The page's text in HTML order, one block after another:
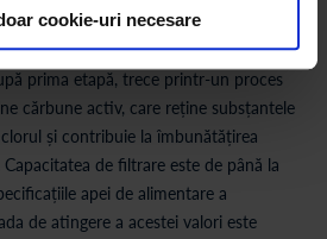
cookie-uri necesare
a doua de filtrare, unde apa, deja
prima etapă, trece printr-un proces
cărbune activ, care reține subsțantele
și contribuie la îmbunătățirea
de filtrare este de până la
apei de alimentare a
de atingere a acestei valori este